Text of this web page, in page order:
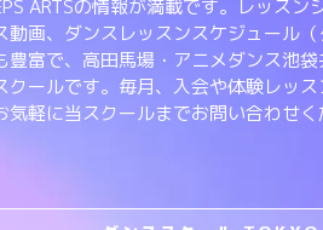
ARTSの情報が満載です。レッス
画、ダンスレッスンスケジュール
富で、高田馬場・アニメダンス池
ールです。毎月、入会や体験レッ
軽に当スクールまでお問い合わせ